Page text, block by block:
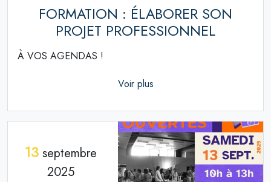
FORMATION : ÉLABORER SON
PROJET PROFESSIONNEL
À VOS AGENDAS !
Voir plus
13 septembre
2025